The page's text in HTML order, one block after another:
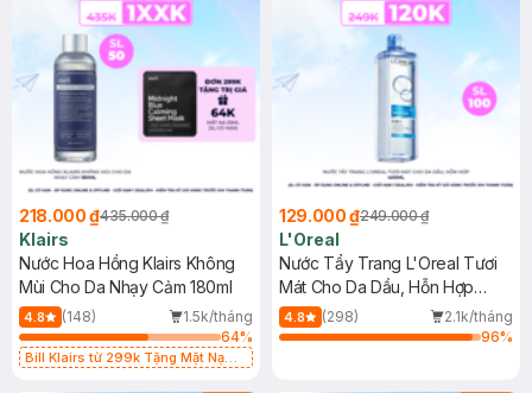
218.000 ₫435.000 ₫
Klairs
Nước Hoa Hồng Klairs Không
Mùi Cho Da Nhạy Cảm 180ml
4.8 (148)
1.5k/tháng
64%
Bill Klairs từ 299k Tặng Mặt Nạ
129.000 ₫249.000 ₫
L'Oreal
Nước Tẩy Trang L'Oreal Tươi
Mát Cho Da Dầu, Hỗn Hợp
400ml
4.8 (298)
2.1k/tháng
96%